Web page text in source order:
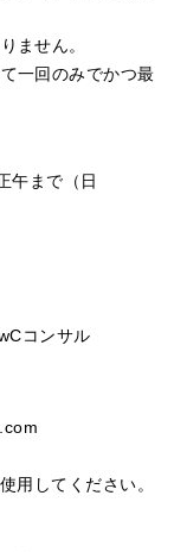
ません。
一回のみでかつ最
午まで（日
コンサル
用してください。